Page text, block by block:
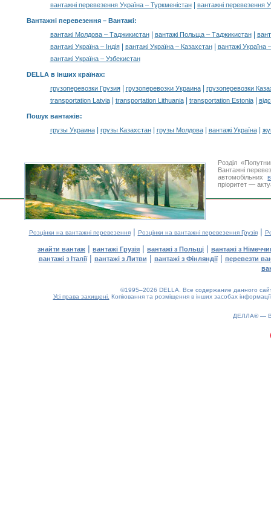
вантажні перевезення Україна – Туркменістан| вантажні перевезення
Вантажні перевезення – Вантажі:
вантажі Молдова – Таджикистан| вантажі Польща – Таджикистан|
вантажі Україна – Індія| вантажі Україна – Казахстан|
вантажі Україна
вантажі Україна – Узбекистан
DELLA в інших країнах:
грузоперевозки Грузия| грузоперевозки Украина|
грузоперевозки
transportation Latvia| transportation Lithuania| transportation Estonia|
Пошук вантажів:
грузы Украина| грузы Казахстан| грузы Молдова| вантажі Україна|
Розділ
Вантажні
автомобільних
пріоритет —
Розцінки на вантажні перевезення| Розцінки на вантажні перевезення Грузія|
знайти вантаж | вантажі Грузія | вантажі з Польщі | вантажі з
вантажі з Італії| вантажі з Литви | вантажі з Фінляндії| перевезти
©1995–2026 DELLA. Все содержание данного
Усі права захищені. Копіювання та розміщення в інших засобах
ДЕЛЛА® —